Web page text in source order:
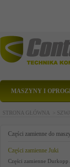
MASZYNY I
STRONA GŁÓWNA >
Części zamienne do
Części zamienne Juki
Części zamienne Durkopp